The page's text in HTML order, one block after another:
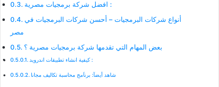
افضل شركة برمجيات مصرية :
أنواع شركات البرمجيات – أحسن شركات البرمجيات في
مصر
بعض المهام التي تقدمها شركة برمجيات مصرية ؟
كيفية انشاء تطبيقات اندرويد :
شاهد أيضآ: برناَمج محاسبة تكاليف مجانا